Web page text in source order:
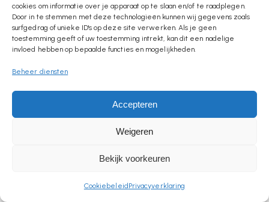
cookies om informatie over je apparaat op te slaan en/of te raadplegen.
Door in te stemmen met deze technologieën kunnen wij gegevens zoals
surfgedrag of unieke ID's op deze site verwerken. Als je geen
toestemming geeft of uw toestemming intrekt, kan dit een nadelige
invloed hebben op bepaalde functies en mogelijkheden.
Beheer diensten
Accepteren
Weigeren
Bekijk voorkeuren
Cookiebeleid Privacyverklaring